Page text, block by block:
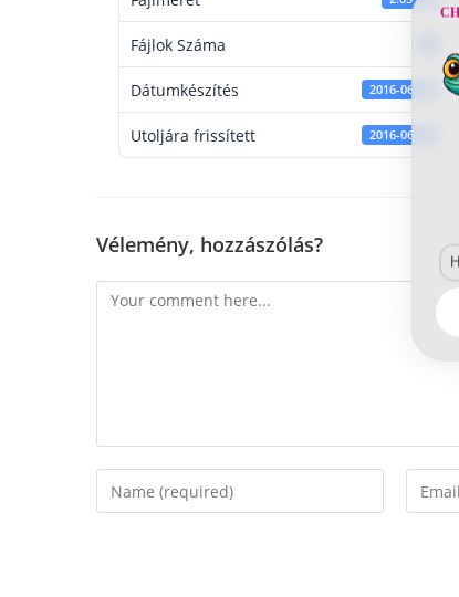
Fájlok Száma
Dátumkészítés 2016-06-13
Utoljára frissített 2016-06-13
Vélemény, hozzászólás?
Comment
Enter
your
Enter
your